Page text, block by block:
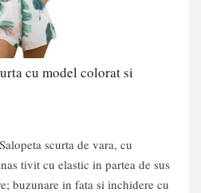
cu model colorat si
scurta de vara, cu
tivit cu elastic in partea de sus
buzunare in fata si inchidere cu